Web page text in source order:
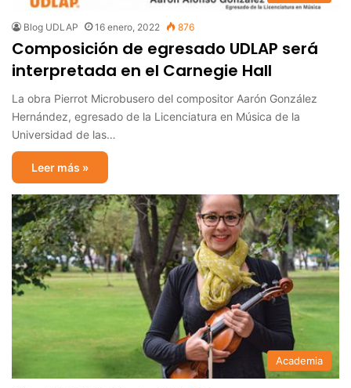
Blog UDLAP 16 enero, 2022 876
Composición de egresado UDLAP será
interpretada en el Carnegie Hall
La obra Pierrot Microbusero del compositor Aarón González
Hernández, egresado de la Licenciatura en Música de la
Universidad de las…
Leer más »
Academia